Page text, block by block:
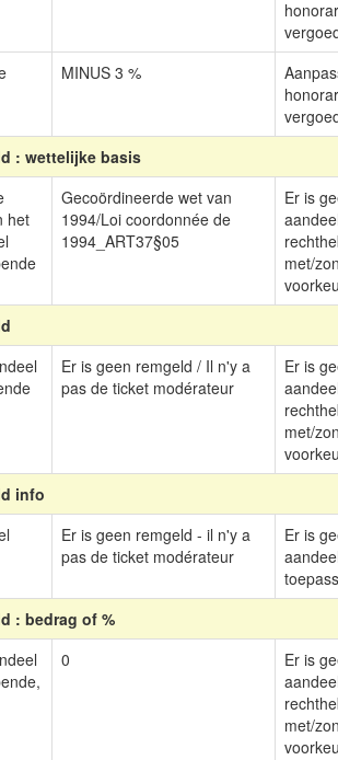
MINUS 3 %
: wettelijke basis
het
Gecoördineerde wet van
1994/Loi coordonnée de
1994_ART37§05
Er is
met/
Er is geen remgeld / Il n'y a
pas de ticket modérateur
Er is
met/
info
Er is geen remgeld - il n'y a
pas de ticket modérateur
Er is
: bedrag of %
0
Er is
met/